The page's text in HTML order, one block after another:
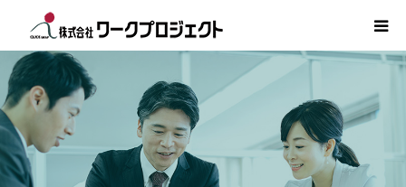
TOP
初めての方
サービス